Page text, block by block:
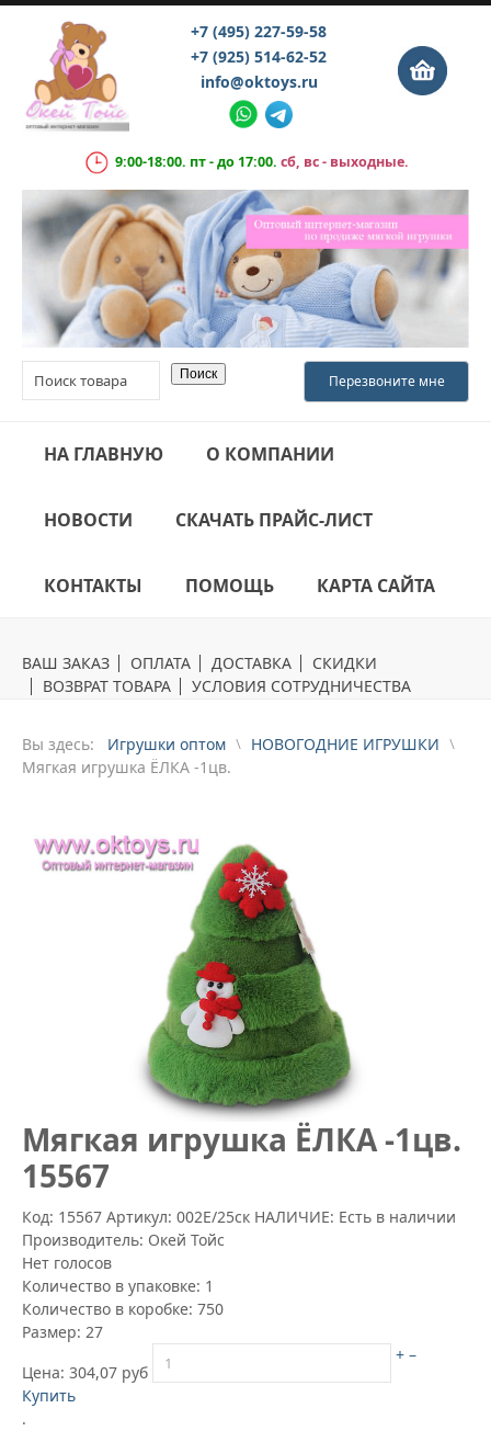
+7 (495) 227-59-58
+7 (925) 514-62-52
info@oktoys.ru
9:00-18:00. пт - до 17:00. сб, вс - выходные.
НА ГЛАВНУЮ О КОМПАНИИ
НОВОСТИ СКАЧАТЬ ПРАЙС-ЛИСТ
КОНТАКТЫ ПОМОЩЬ КАРТА САЙТА
ВАШ ЗАКАЗ ОПЛАТА ДОСТАВКА
СКИДКИ
ВОЗВРАТ ТОВАРА
УСЛОВИЯ СОТРУДНИЧЕСТВА
Вы здесь: Игрушки оптом
НОВОГОДНИЕ ИГРУШКИ
Mягкая игрушка ЁЛКА -1цв.
Mягкая игрушка ЁЛКА -1цв.
15567
Код: 15567 Артикул: 002Е/25ск НАЛИЧИЕ: Есть в наличии
Производитель: Окей Тойс
Нет голосов
Количество в упаковке: 1
Количество в коробке: 750
Размер: 27
Цена: 304,07 руб
+ –
Купить
.